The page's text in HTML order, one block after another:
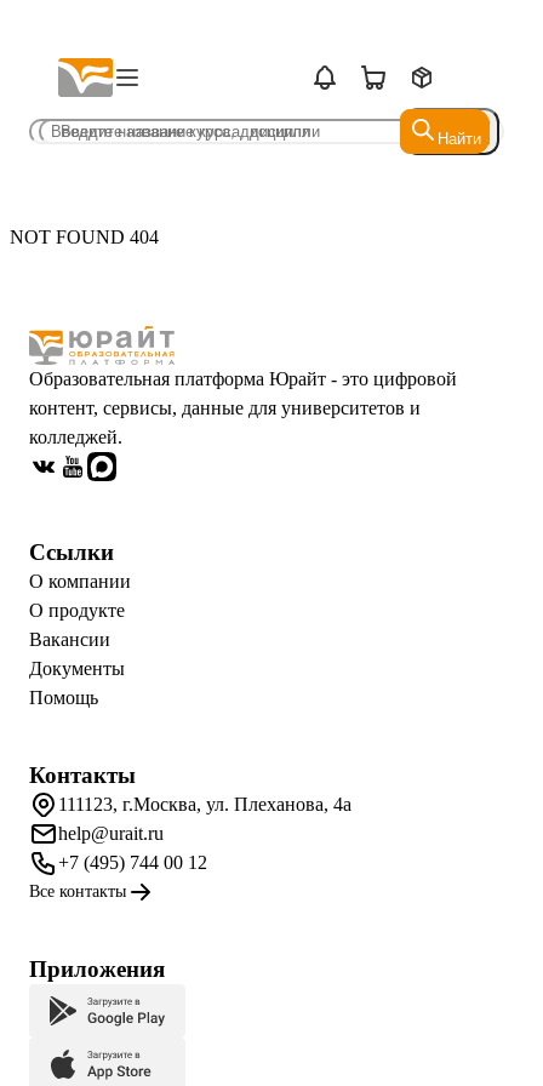
Найти
Найти
NOT FOUND 404
Образовательная платформа Юрайт - это цифровой
контент, сервисы, данные для университетов и
колледжей.
Ссылки
О компании
О продукте
Вакансии
Документы
Помощь
Контакты
111123, г.Москва, ул. Плеханова, 4а
help@urait.ru
+7 (495) 744 00 12
Все контакты
Приложения